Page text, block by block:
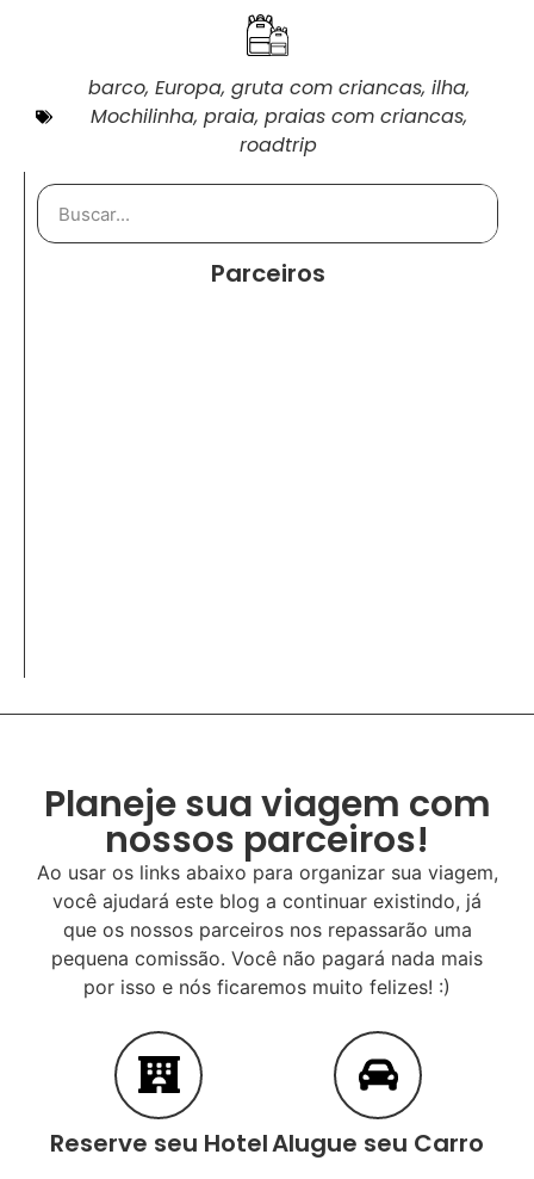
barco, Europa, gruta com criancas, ilha,
Mochilinha, praia, praias com criancas,
roadtrip
Parceiros
Planeje sua viagem com
nossos parceiros!
Ao usar os links abaixo para organizar sua viagem,
você ajudará este blog a continuar existindo, já
que os nossos parceiros nos repassarão uma
pequena comissão. Você não pagará nada mais
por isso e nós ficaremos muito felizes! :)
Reserve seu HotelAlugue seu Carro